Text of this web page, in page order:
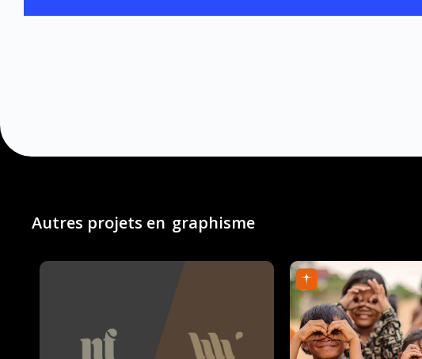
Autres projets en graphisme